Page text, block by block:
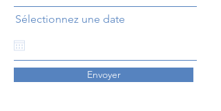
Sélectionnez une date
Envoyer